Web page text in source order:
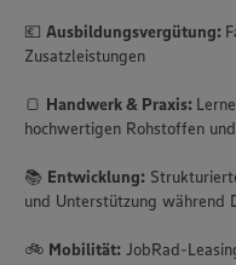
💶 Ausbildungsvergütung:
Zusatzleistungen
🍞 Handwerk & Praxis:
hochwertigen Rohstoffen
📚 Entwicklung:
und Unterstützung während
🚲 Mobilität: JobRad-